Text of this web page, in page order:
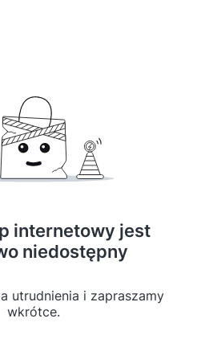
internetowy jest
niedostępny
utrudnienia i zapraszamy
wkrótce.